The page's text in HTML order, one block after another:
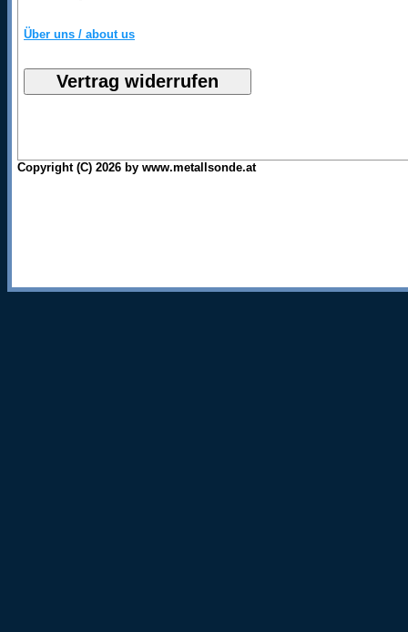
Über uns / about us
Copyright (C) 2026 by www.metallsonde.at